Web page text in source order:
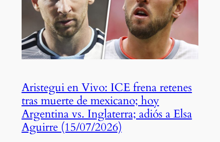
Aristegui en Vivo: ICE frena retenes
tras muerte de mexicano; hoy
Argentina vs. Inglaterra; adiós a Elsa
Aguirre (15/07/2026)